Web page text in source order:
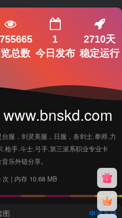
总数
1
今日发布
2710天
稳定运行
服，剑灵美服，日服，各剑士.拳师.力
枪手.斗士.弓手.第三派系职业专业卡
乐外链分享。
| 内存 10.68 MB
图 申请友链